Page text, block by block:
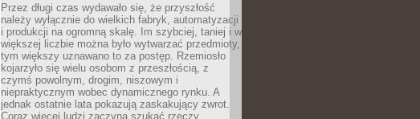
Przez długi czas wydawało się, że przyszłość
należy wyłącznie do wielkich fabryk, automatyzacji
i produkcji na ogromną skalę. Im szybciej, taniej i w
większej liczbie można było wytwarzać przedmioty,
tym większy uznawano to za postęp. Rzemiosło
kojarzyło się wielu osobom z przeszłością, z
czymś powolnym, drogim, niszowym i
niepraktycznym wobec dynamicznego rynku. A
jednak ostatnie lata pokazują zaskakujący zwrot.
Coraz więcej ludzi zaczyna szukać rzeczy